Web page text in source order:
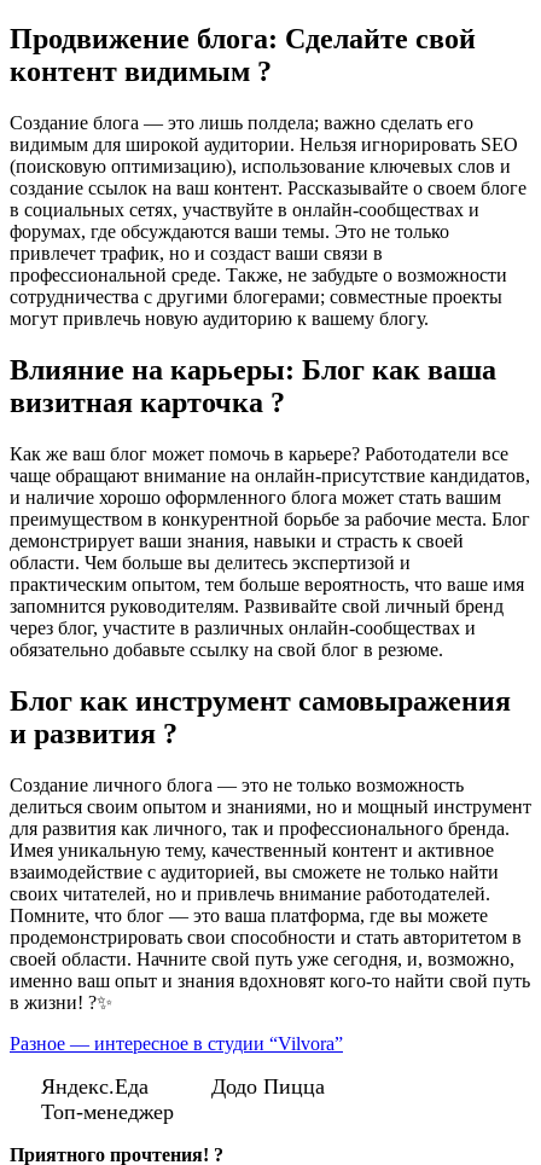
Продвижение блога: Сделайте свой
контент видимым ?
Создание блога — это лишь полдела; важно сделать его
видимым для широкой аудитории. Нельзя игнорировать SEO
(поисковую оптимизацию), использование ключевых слов и
создание ссылок на ваш контент. Рассказывайте о своем блоге
в социальных сетях, участвуйте в онлайн-сообществах и
форумах, где обсуждаются ваши темы. Это не только
привлечет трафик, но и создаст ваши связи в
профессиональной среде. Также, не забудьте о возможности
сотрудничества с другими блогерами; совместные проекты
могут привлечь новую аудиторию к вашему блогу.
Влияние на карьеры: Блог как ваша
визитная карточка ?
Как же ваш блог может помочь в карьере? Работодатели все
чаще обращают внимание на онлайн-присутствие кандидатов,
и наличие хорошо оформленного блога может стать вашим
преимуществом в конкурентной борьбе за рабочие места. Блог
демонстрирует ваши знания, навыки и страсть к своей
области. Чем больше вы делитесь экспертизой и
практическим опытом, тем больше вероятность, что ваше имя
запомнится руководителям. Развивайте свой личный бренд
через блог, участите в различных онлайн-сообществах и
обязательно добавьте ссылку на свой блог в резюме.
Блог как инструмент самовыражения
и развития ?
Создание личного блога — это не только возможность
делиться своим опытом и знаниями, но и мощный инструмент
для развития как личного, так и профессионального бренда.
Имея уникальную тему, качественный контент и активное
взаимодействие с аудиторией, вы сможете не только найти
своих читателей, но и привлечь внимание работодателей.
Помните, что блог — это ваша платформа, где вы можете
продемонстрировать свои способности и стать авторитетом в
своей области. Начните свой путь уже сегодня, и, возможно,
именно ваш опыт и знания вдохновят кого-то найти свой путь
в жизни! ?✨
Разное — интересное в студии “Vilvora”
Яндекс.Еда
Додо Пицца
Топ-менеджер
Приятного прочтения! ?